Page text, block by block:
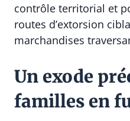
contrôle territorial et
routes d’extorsion
marchandises
Un exode
familles en